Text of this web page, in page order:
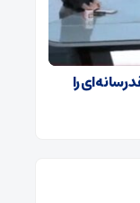
را